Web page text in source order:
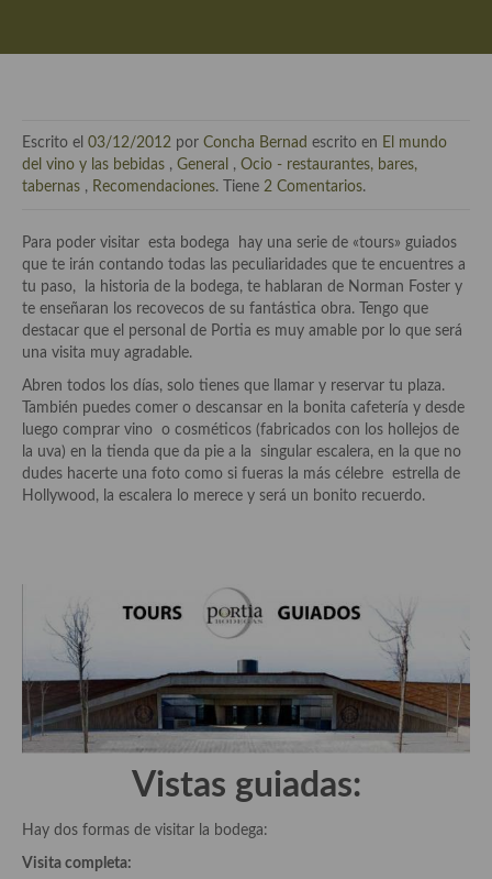
Tiendas especiales
Especias, hierbas, condimentos, espesantes y aditivos
Historia de la gastronomía, platos celebres, cocineros, críticos,
historias culinarias y otras cosas
Origen y evolución de la comida
Protocolo y buenas maneras.
Ocio – restaurantes, bares, tabernas
Viajes eno-gastro-turísticos
Prensa
Recetas
Acompañamientos
Airfryer recetas
Aderezos, salsas, vinagretas, especias, hierbas aromáticas o
aditivos
Especias, mezclas de especias
Escrito el 03/12/2012 por Concha Bernad escrito en El mundo
del vino y las bebidas , General , Ocio - restaurantes, bares,
tabernas , Recomendaciones. Tiene 2 Comentarios.
Para poder visitar esta bodega hay una serie de «tours» guiados
que te irán contando todas las peculiaridades que te encuentres a
tu paso, la historia de la bodega, te hablaran de Norman Foster y
te enseñaran los recovecos de su fantástica obra. Tengo que
destacar que el personal de Portia es muy amable por lo que será
una visita muy agradable.
Abren todos los días, solo tienes que llamar y reservar tu plaza.
También puedes comer o descansar en la bonita cafetería y desde
luego comprar vino o cosméticos (fabricados con los hollejos de
la uva) en la tienda que da pie a la singular escalera, en la que no
dudes hacerte una foto como si fueras la más célebre estrella de
Hollywood, la escalera lo merece y será un bonito recuerdo.
Vistas guiadas:
Hay dos formas de visitar la bodega:
Visita completa: